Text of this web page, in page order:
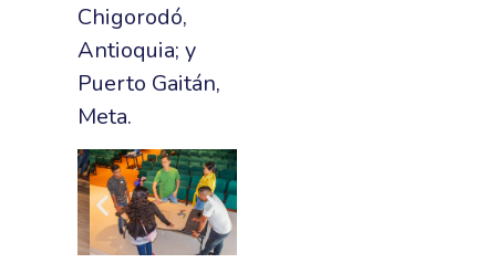
Chigorodó,
Antioquia; y
Puerto Gaitán,
Meta.